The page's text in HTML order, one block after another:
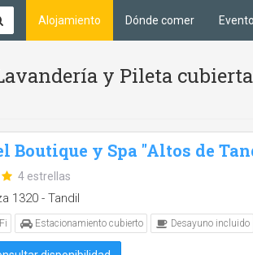
Alojamiento Dónde comer
y Pileta cubierta
Boutique y Spa "Altos de
4 estrellas
1320 - Tandil
Estacionamiento cubierto Desayuno incluido